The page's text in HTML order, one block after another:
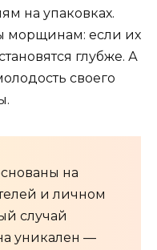
на упаковках.
морщинам: если их
глубже. А
своего
на
и личном
случай
уникален —